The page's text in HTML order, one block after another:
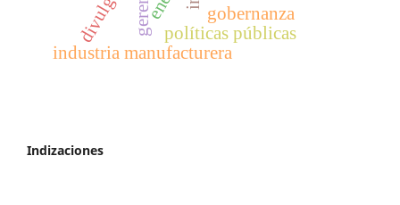
industria manufacturera
políticas públicas
gobernanza
Indizaciones